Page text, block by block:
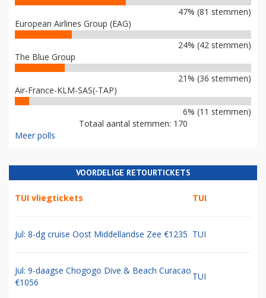
47% (81 stemmen)
European Airlines Group (EAG)
24% (42 stemmen)
The Blue Group
21% (36 stemmen)
Air-France-KLM-SAS(-TAP)
6% (11 stemmen)
Totaal aantal stemmen: 170
Meer polls
VOORDELIGE RETOURTICKETS
TUI vliegtickets TUI
Jul: 8-dg cruise Oost Middellandse Zee €1235 TUI
Jul: 9-daagse Chogogo Dive & Beach Curacao
€1056
TUI